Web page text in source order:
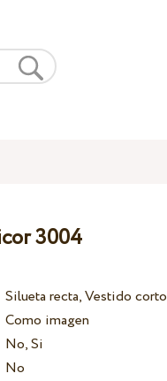
3004
Silueta recta, Vestido corto
Como imagen
No, Si
No